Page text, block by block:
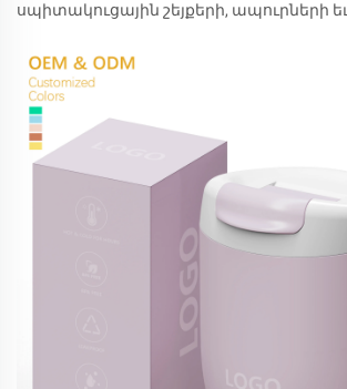
սպիտակուցային շեյքերի, ապուրների եւ